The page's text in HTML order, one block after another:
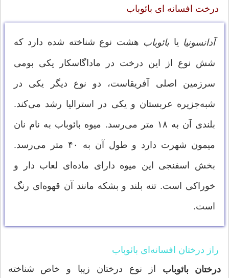
درخت افسانه ای بائوباب
آدانسونیا یا بائوباب هشت نوع شناخته شده دارد که
شش نوع از این درخت در ماداگاسکار یکی بومی
سرزمین اصلی آفریقاست، دو نوع دیگر یکی در
شبه‌جزیره عربستان و یکی در استرالیا رشد می‌کند.
بلندی آن به ۱۸ متر می‌رسد. میوه بائوباب به نام نان
میمون شهرت دارد و طول آن به ۴۰ متر می‌رسد.
بخش اسفنجی این میوه دارای ماده‌ای لعاب دار و
خوراکی است. تنه بلند و بشکه مانند آن قهوه‌ای رنگ
است.
راز درختان افسانه‌ای بائوباب
درختان بائوباب از نوع درختان زیبا و خاص شناخته